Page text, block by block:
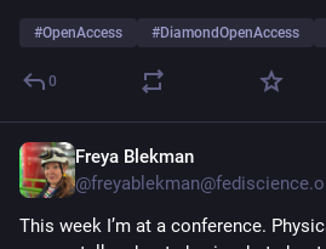
#OpenAccess #DiamondOpenAccess
0
Freya Blekman
This week I’m at a conference.